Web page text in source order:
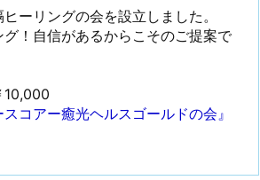
ーリングの会を設立しました。
グ！自信があるからこそのご提案で
10,000
スコアー癒光ヘルスゴールドの会』